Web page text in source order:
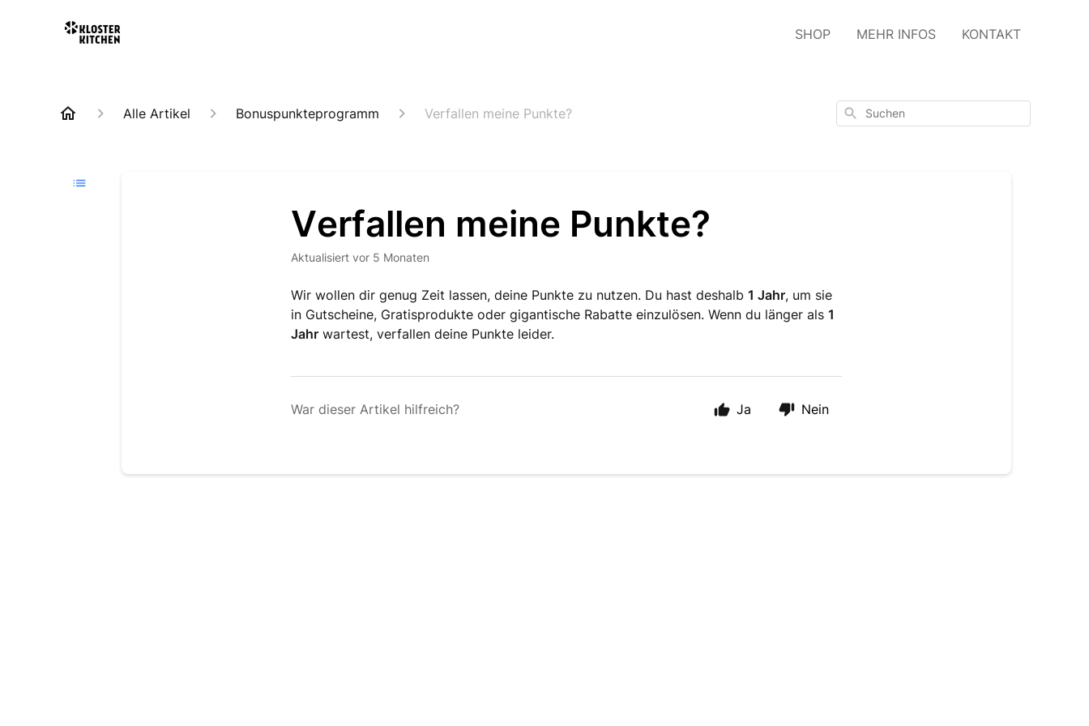
SHOP MEHR INFOS KONTAKT
Alle Artikel Bonuspunkteprogramm Verfallen meine Punkte? Suchen
Verfallen meine Punkte?
Aktualisiert vor 5 Monaten
Wir wollen dir genug Zeit lassen, deine Punkte zu nutzen. Du hast deshalb1 Jahr, um sie
in Gutscheine, Gratisprodukte oder gigantische Rabatte einzulösen. Wenn du länger als1
Jahr wartest, verfallen deine Punkte leider.
War dieser Artikel hilfreich? Ja Nein